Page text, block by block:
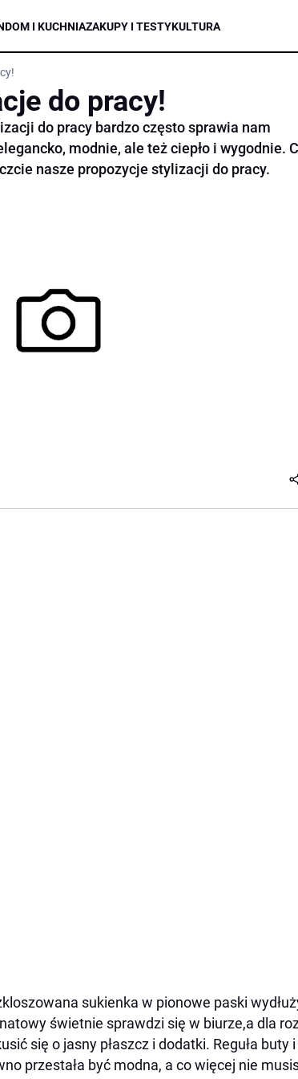
DOM I KUCHNIAZAKUPY I TESTYKULTURA
do pracy!
do pracy bardzo często sprawia nam
modnie, ale też ciepło i wygodnie.
nasze propozycje stylizacji do pracy.
sukienka w pionowe paski
świetnie sprawdzi się w biurze,a dla
się o jasny płaszcz i dodatki. Reguła
przestała być modna, a co więcej nie